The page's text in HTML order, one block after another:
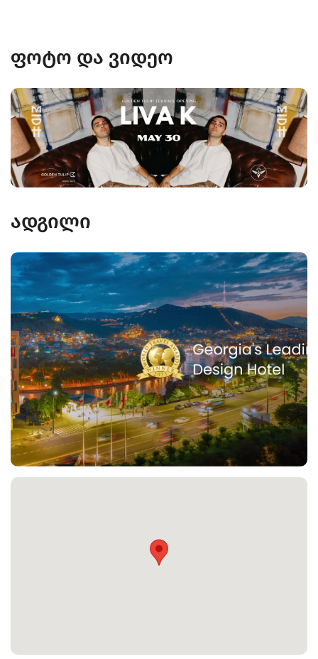
ფოტო და ვიდეო
ადგილი